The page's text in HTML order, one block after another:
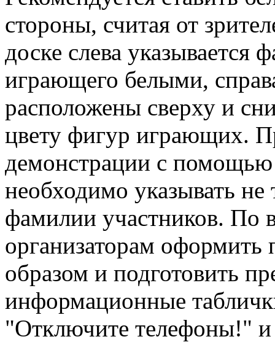
стороны, считая от
доске слева указывается
играющего белыми,
расположены сверху и
цвету фигур играющих.
демонстрации с помощью
необходимо указывать
фамилии участников. По
организаторам
образом и подготовить
информационные
"Отключите телефоны!" и